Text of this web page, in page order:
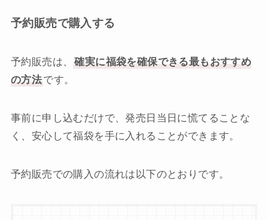
予約販売で購入する
予約販売は、
確実に福袋を確保できる最もおすすめ
の方法です。
事前に申し込むだけで、発売日当日に慌てることな
く、安心して福袋を手に入れることができます。
予約販売での購入の流れは以下のとおりです。